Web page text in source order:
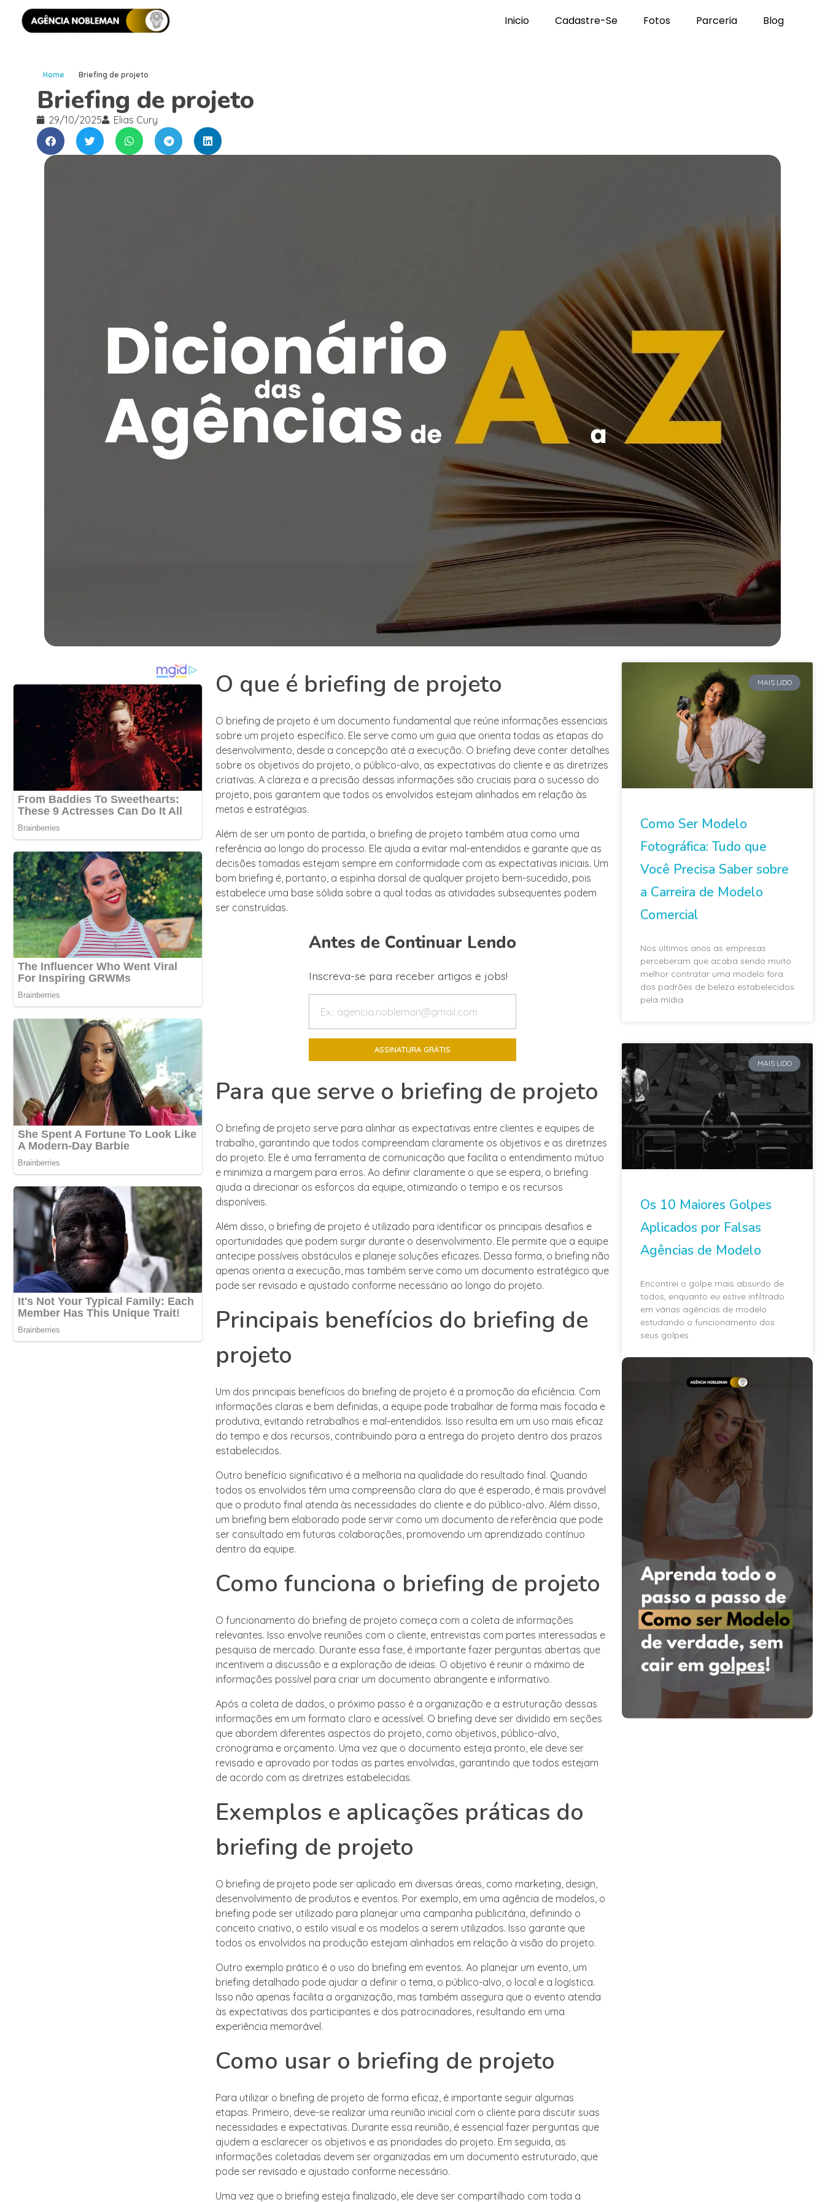
Inicio Cadastre-Se Fotos Parceria Blog
Home Briefing de projeto
Briefing de projeto
29/10/2025 Elias Cury
O que é briefing de projeto
O briefing de projeto é um documento fundamental que reúne informações essenciais
sobre um projeto específico. Ele serve como um guia que orienta todas as etapas do
desenvolvimento, desde a concepção até a execução. O briefing deve conter detalhes
sobre os objetivos do projeto, o público-alvo, as expectativas do cliente e as diretrizes
criativas. A clareza e a precisão dessas informações são cruciais para o sucesso do
projeto, pois garantem que todos os envolvidos estejam alinhados em relação às
metas e estratégias.
Além de ser um ponto de partida, o briefing de projeto também atua como uma
referência ao longo do processo. Ele ajuda a evitar mal-entendidos e garante que as
decisões tomadas estejam sempre em conformidade com as expectativas iniciais. Um
bom briefing é, portanto, a espinha dorsal de qualquer projeto bem-sucedido, pois
estabelece uma base sólida sobre a qual todas as atividades subsequentes podem
ser construídas.
Antes de Continuar Lendo
Inscreva-se para receber artigos e jobs!
Para que serve o briefing de projeto
O briefing de projeto serve para alinhar as expectativas entre clientes e equipes de
trabalho, garantindo que todos compreendam claramente os objetivos e as diretrizes
do projeto. Ele é uma ferramenta de comunicação que facilita o entendimento mútuo
e minimiza a margem para erros. Ao definir claramente o que se espera, o briefing
ajuda a direcionar os esforços da equipe, otimizando o tempo e os recursos
disponíveis.
Além disso, o briefing de projeto é utilizado para identificar os principais desafios e
oportunidades que podem surgir durante o desenvolvimento. Ele permite que a equipe
antecipe possíveis obstáculos e planeje soluções eficazes. Dessa forma, o briefing não
apenas orienta a execução, mas também serve como um documento estratégico que
pode ser revisado e ajustado conforme necessário ao longo do projeto.
Principais benefícios do briefing de
projeto
Um dos principais benefícios do briefing de projeto é a promoção da eficiência. Com
informações claras e bem definidas, a equipe pode trabalhar de forma mais focada e
produtiva, evitando retrabalhos e mal-entendidos. Isso resulta em um uso mais eficaz
do tempo e dos recursos, contribuindo para a entrega do projeto dentro dos prazos
estabelecidos.
Outro benefício significativo é a melhoria na qualidade do resultado final. Quando
todos os envolvidos têm uma compreensão clara do que é esperado, é mais provável
que o produto final atenda às necessidades do cliente e do público-alvo. Além disso,
um briefing bem elaborado pode servir como um documento de referência que pode
ser consultado em futuras colaborações, promovendo um aprendizado contínuo
dentro da equipe.
Como funciona o briefing de projeto
O funcionamento do briefing de projeto começa com a coleta de informações
relevantes. Isso envolve reuniões com o cliente, entrevistas com partes interessadas e
pesquisa de mercado. Durante essa fase, é importante fazer perguntas abertas que
incentivem a discussão e a exploração de ideias. O objetivo é reunir o máximo de
informações possível para criar um documento abrangente e informativo.
Após a coleta de dados, o próximo passo é a organização e a estruturação dessas
informações em um formato claro e acessível. O briefing deve ser dividido em seções
que abordem diferentes aspectos do projeto, como objetivos, público-alvo,
cronograma e orçamento. Uma vez que o documento esteja pronto, ele deve ser
revisado e aprovado por todas as partes envolvidas, garantindo que todos estejam
de acordo com as diretrizes estabelecidas.
Exemplos e aplicações práticas do
briefing de projeto
O briefing de projeto pode ser aplicado em diversas áreas, como marketing, design,
desenvolvimento de produtos e eventos. Por exemplo, em uma agência de modelos, o
briefing pode ser utilizado para planejar uma campanha publicitária, definindo o
conceito criativo, o estilo visual e os modelos a serem utilizados. Isso garante que
todos os envolvidos na produção estejam alinhados em relação à visão do projeto.
Outro exemplo prático é o uso do briefing em eventos. Ao planejar um evento, um
briefing detalhado pode ajudar a definir o tema, o público-alvo, o local e a logística.
Isso não apenas facilita a organização, mas também assegura que o evento atenda
às expectativas dos participantes e dos patrocinadores, resultando em uma
experiência memorável.
Como usar o briefing de projeto
Para utilizar o briefing de projeto de forma eficaz, é importante seguir algumas
etapas. Primeiro, deve-se realizar uma reunião inicial com o cliente para discutir suas
necessidades e expectativas. Durante essa reunião, é essencial fazer perguntas que
ajudem a esclarecer os objetivos e as prioridades do projeto. Em seguida, as
informações coletadas devem ser organizadas em um documento estruturado, que
pode ser revisado e ajustado conforme necessário.
Uma vez que o briefing esteja finalizado, ele deve ser compartilhado com toda a
MAIS LIDO
Como Ser Modelo
Fotográfica: Tudo que
Você Precisa Saber sobre
a Carreira de Modelo
Comercial
Nos últimos anos as empresas
perceberam que acaba sendo muito
melhor contratar uma modelo fora
dos padrões de beleza estabelecidos
pela mídia
MAIS LIDO
Os 10 Maiores Golpes
Aplicados por Falsas
Agências de Modelo
Encontrei o golpe mais absurdo de
todos, enquanto eu estive infiltrado
em várias agências de modelo
estudando o funcionamento dos
seus golpes